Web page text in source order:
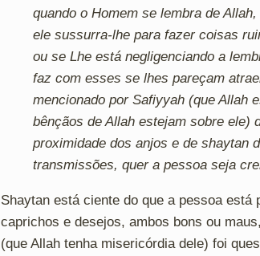
quando o Homem se lembra de
ele sussurra-lhe para fazer coisas
ou se Lhe está negligenciando a
faz com esses se lhes pareçam
mencionado por Safiyyah (que Allah
bênçãos de Allah estejam sobre ele)
proximidade dos anjos e de shaytan
transmissões, quer a pessoa seja
Shaytan está ciente do que a pessoa
caprichos e desejos, ambos bons ou
(que Allah tenha misericórdia dele) foi